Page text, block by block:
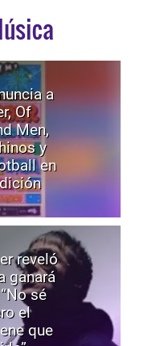
a
Of
Men,
y
en
reveló
ganará
sé
el
que